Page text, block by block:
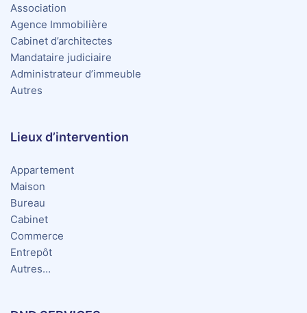
Association
Agence Immobilière
Cabinet d’architectes
Mandataire judiciaire
Administrateur d’immeuble
Autres
Lieux d’intervention
Appartement
Maison
Bureau
Cabinet
Commerce
Entrepôt
Autres…